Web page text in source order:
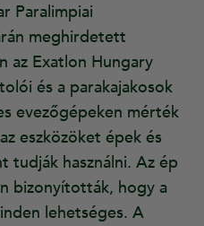
Paralimpiai
meghirdetett
az Exatlon Hungary
és a parakajakosok
evezőgépeken mérték
eszközöket épek és
tudják használni. Az ép
bizonyították, hogy a
lehetséges. A